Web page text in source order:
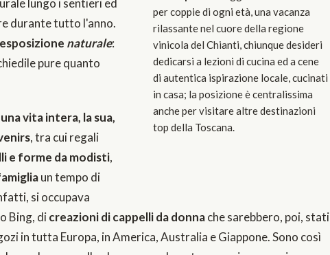
per coppie di ogni età, una vacanza
rilassante nel cuore della regione
vinicola del Chianti, chiunque desideri
dedicarsi a lezioni di cucina ed a cene
di autentica ispirazione locale, cucinati
in casa; la posizione è centralissima
anche per visitare altre destinazioni
top della Toscana.
durante tutto l'anno.
naturale:
pure quanto
una vita intera, la sua,
, tra cui regali
e forme da modisti,
un tempo di
si occupava
Bing, dicreazioni di cappelli da donnache sarebbero, poi, stati
in tutta Europa, in America, Australia e Giappone. Sono così